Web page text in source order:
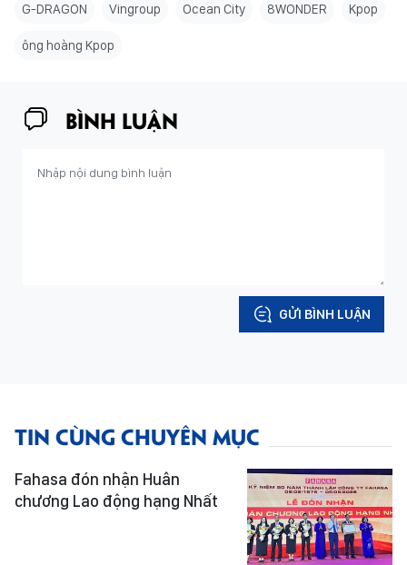
G-DRAGON Vingroup Ocean City 8WONDER Kpop
ông hoàng Kpop
BÌNH LUẬN
GỬI BÌNH LUẬN
TIN CÙNG CHUYÊN MỤC
Fahasa đón nhận Huân
chương Lao động hạng Nhất